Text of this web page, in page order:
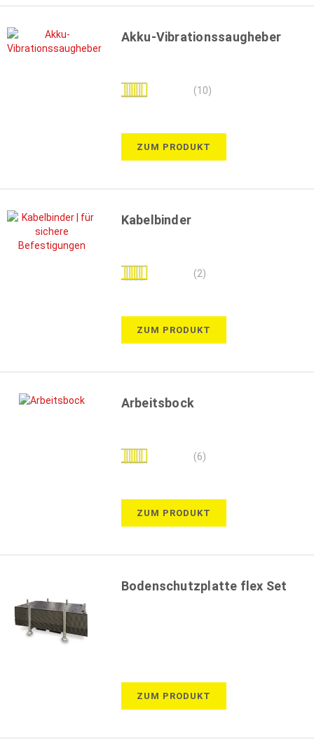
Akku-Vibrationssaugheber
Bewertung: (10)
ZUM PRODUKT
Kabelbinder
Bewertung: (2)
ZUM PRODUKT
Arbeitsbock
Bewertung: (6)
ZUM PRODUKT
Bodenschutzplatte flex Set
ZUM PRODUKT